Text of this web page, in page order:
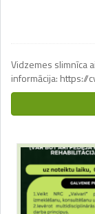
Vidzemes slimnīca
informācija: